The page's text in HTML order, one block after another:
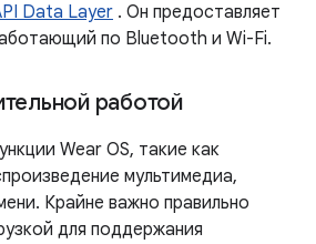
Data Layer . Он предоставляет
по Bluetooth и Wi-Fi.
работой
Wear OS, такие как
мультимедиа,
Крайне важно правильно
для поддержания